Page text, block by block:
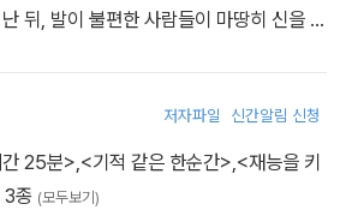
>(2008) <아리랑>(2011) <
<영화는
제64회 칸 국제
뒤, 발이 불편한 사람들이 마땅히 신을 구
저자파일 신간알림 신청
25분>,<기적 같은 한순간>,<재능을 키
종 (모두보기)